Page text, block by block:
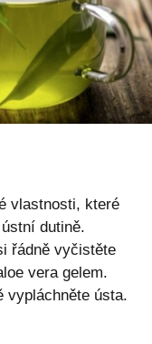
vlastnosti, které
dutině.
řádně vyčistěte
vera gelem.
vypláchněte ústa.